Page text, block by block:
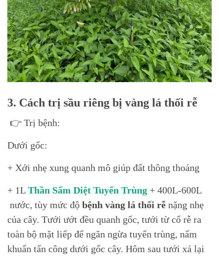
3. Cách trị sầu riêng bị vàng lá thối rễ
👉 Trị bệnh:
Dưới gốc:
+ Xới nhẹ xung quanh mô giúp đất thông thoáng
+ 1L Thần Sấm Diệt Tuyến Trùng + 400L-600L
nước, tùy mức độ bệnh vàng lá thối rễ nặng nhẹ
của cây. Tưới ướt đều quanh gốc, tưới từ cổ rễ ra
toàn bộ mặt liếp để ngăn ngừa tuyến trùng, nấm
khuẩn tấn công dưới gốc cây. Hôm sau tưới xả lại